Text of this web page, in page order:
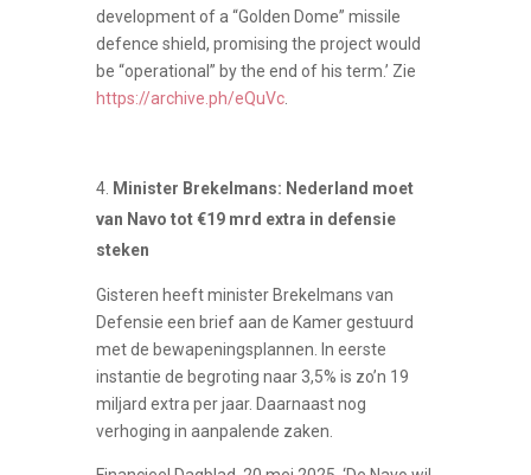
development of a “Golden Dome” missile
defence shield, promising the project would
be “operational” by the end of his term.’ Zie
https://archive.ph/eQuVc.
Minister Brekelmans: Nederland moet
van Navo tot €19 mrd extra in defensie
steken
Gisteren heeft minister Brekelmans van
Defensie een brief aan de Kamer gestuurd
met de bewapeningsplannen. In eerste
instantie de begroting naar 3,5% is zo’n 19
miljard extra per jaar. Daarnaast nog
verhoging in aanpalende zaken.